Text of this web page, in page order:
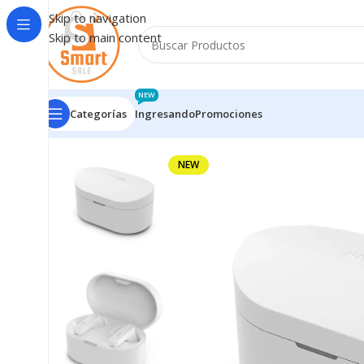
Skip to navigation
Skip to main content
Categorías Ingresando
NEW
Promociones
Inicio/Auriculares - Microfonos
NEW